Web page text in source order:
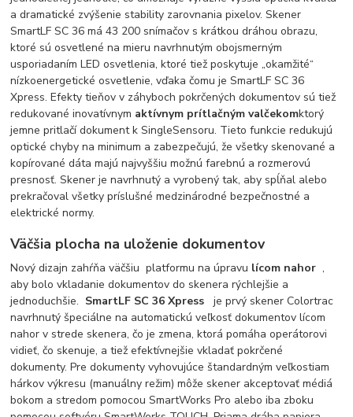
a dramatické zvýšenie stability zarovnania pixelov. Skener
SmartLF SC 36 má 43 200 snímačov s krátkou dráhou obrazu,
ktoré sú osvetlené na mieru navrhnutým obojsmerným
usporiadaním LED osvetlenia, ktoré tiež poskytuje „okamžité“
nízkoenergetické osvetlenie, vďaka čomu je SmartLF SC 36
Xpress. Efekty tieňov v záhyboch pokrčených dokumentov sú tiež
redukované inovatívnym aktívnym prítlačným valčekomktorý
jemne pritlačí dokument k SingleSensoru. Tieto funkcie redukujú
optické chyby na minimum a zabezpečujú, že všetky skenované a
kopírované dáta majú najvyššiu možnú farebnú a rozmerovú
presnosť. Skener je navrhnutý a vyrobený tak, aby spĺňal alebo
prekračoval všetky príslušné medzinárodné bezpečnostné a
elektrické normy.
Väčšia plocha na uloženie dokumentov
Nový dizajn zahŕňa väčšiu platformu na úpravu lícom nahor ,
aby bolo vkladanie dokumentov do skenera rýchlejšie a
jednoduchšie. SmartLF SC 36 Xpress
je prvý skener Colortrac
navrhnutý špeciálne na automatickú veľkosť dokumentov lícom
nahor v strede skenera, čo je zmena, ktorá pomáha operátorovi
vidieť, čo skenuje, a tiež efektívnejšie vkladať pokrčené
dokumenty. Pre dokumenty vyhovujúce štandardným veľkostiam
hárkov výkresu (manuálny režim) môže skener akceptovať médiá
bokom a stredom pomocou SmartWorks Pro alebo iba zboku